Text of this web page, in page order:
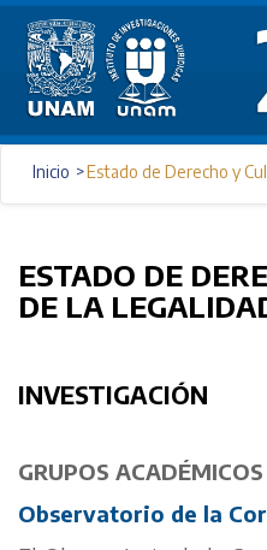
Inicio Estado de Derecho y
ESTADO DE
DE LA
INVESTIGACIÓN
GRUPOS
Observatorio de la